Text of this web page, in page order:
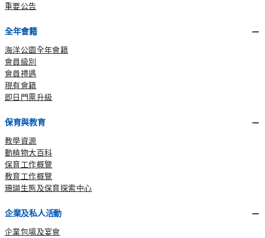
重要公告
全年會籍
海洋公園全年會籍
會員級別
會員禮遇
現有會籍
即日門票升級
保育與教育
教學資源
動植物大百科
保育工作概覽
教育工作概覽
珊瑚生態及保育探索中心
企業及私人活動
企業包場及宴會